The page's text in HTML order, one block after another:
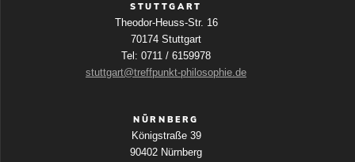
STUTTGART
Theodor-Heuss-Str. 16
70174 Stuttgart
Tel: 0711 / 6159978
stuttgart@treffpunkt-philosophie.de
NÜRNBERG
Königstraße 39
90402 Nürnberg